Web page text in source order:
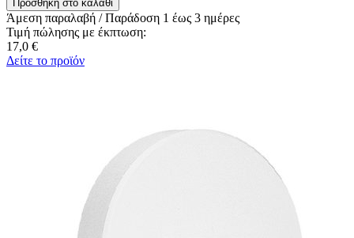
Άμεση παραλαβή / Παράδoση 1 έως 3 ημέρες
Τιμή πώλησης με έκπτωση:
17,0 €
Δείτε το προϊόν